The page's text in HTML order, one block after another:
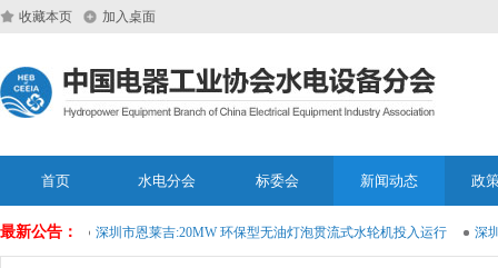
收藏本页 加入桌面
首页 水电分会 标委会 新闻动态 政
最新公告：
大模型 深圳市恩莱吉:20MW 环保型无油灯泡贯流式水轮机投入运行 深圳